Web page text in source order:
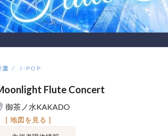
楽 J-POP
Flute Concert
御茶ノ水KAKADO
[ 地図を見る ]